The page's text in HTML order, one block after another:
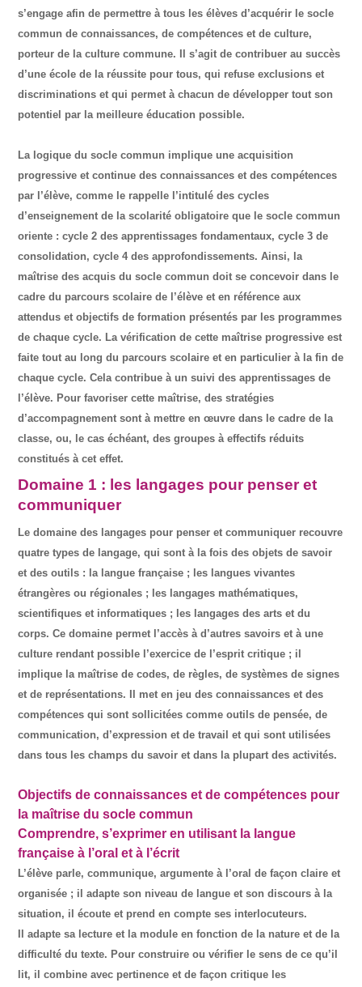
s’engage afin de permettre à tous les élèves d’acquérir le socle
commun de connaissances, de compétences et de culture,
porteur de la culture commune. Il s’agit de contribuer au succès
d’une école de la réussite pour tous, qui refuse exclusions et
discriminations et qui permet à chacun de développer tout son
potentiel par la meilleure éducation possible.
La logique du socle commun implique une acquisition
progressive et continue des connaissances et des compétences
par l’élève, comme le rappelle l’intitulé des cycles
d’enseignement de la scolarité obligatoire que le socle commun
oriente : cycle 2 des apprentissages fondamentaux, cycle 3 de
consolidation, cycle 4 des approfondissements. Ainsi, la
maîtrise des acquis du socle commun doit se concevoir dans le
cadre du parcours scolaire de l’élève et en référence aux
attendus et objectifs de formation présentés par les programmes
de chaque cycle. La vérification de cette maîtrise progressive est
faite tout au long du parcours scolaire et en particulier à la fin de
chaque cycle. Cela contribue à un suivi des apprentissages de
l’élève. Pour favoriser cette maîtrise, des stratégies
d’accompagnement sont à mettre en œuvre dans le cadre de la
classe, ou, le cas échéant, des groupes à effectifs réduits
constitués à cet effet.
Domaine 1 : les langages pour penser et
communiquer
Le domaine des langages pour penser et communiquer recouvre
quatre types de langage, qui sont à la fois des objets de savoir
et des outils : la langue française ; les langues vivantes
étrangères ou régionales ; les langages mathématiques,
scientifiques et informatiques ; les langages des arts et du
corps. Ce domaine permet l’accès à d’autres savoirs et à une
culture rendant possible l’exercice de l’esprit critique ; il
implique la maîtrise de codes, de règles, de systèmes de signes
et de représentations. Il met en jeu des connaissances et des
compétences qui sont sollicitées comme outils de pensée, de
communication, d’expression et de travail et qui sont utilisées
dans tous les champs du savoir et dans la plupart des activités.
Objectifs de connaissances et de compétences pour
la maîtrise du socle commun
Comprendre, s’exprimer en utilisant la langue
française à l’oral et à l’écrit
L’élève parle, communique, argumente à l’oral de façon claire et
organisée ; il adapte son niveau de langue et son discours à la
situation, il écoute et prend en compte ses interlocuteurs.
Il adapte sa lecture et la module en fonction de la nature et de la
difficulté du texte. Pour construire ou vérifier le sens de ce qu’il
lit, il combine avec pertinence et de façon critique les